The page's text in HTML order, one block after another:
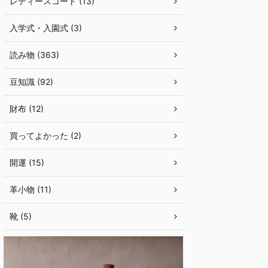
入学式・入園式 (3)
読み物 (363)
豆知識 (92)
財布 (12)
買ってよかった (2)
開運 (15)
革小物 (11)
靴 (5)